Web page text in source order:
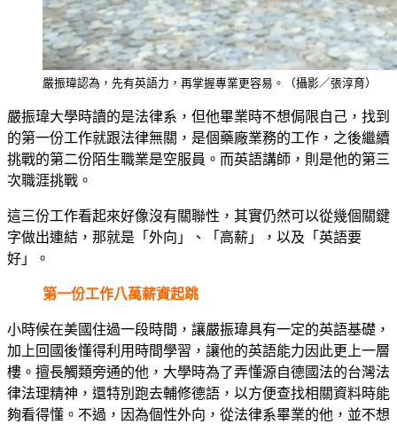
嚴振瑋認為，先有英語力，再掌握專業更容易。（攝影／張淳育）
嚴振瑋大學時讀的是法律系，但他畢業時不想侷限自己，找到
的第一份工作就跟法律無關，是個藥廠業務的工作，之後繼續
挑戰的第二份陌生職業是空服員。而英語講師，則是他的第三
次職涯挑戰。
這三份工作看起來好像沒有關聯性，其實仍然可以從幾個關鍵
字做出連結，那就是「外向」、「高薪」，以及「英語要
好」。
第一份工作八萬薪資起跳
小時候在美國住過一段時間，讓嚴振瑋具有一定的英語基礎，
加上回國後懂得利用時間學習，讓他的英語能力因此更上一層
樓。擅長觸類旁通的他，大學時為了弄懂源自德國法的台灣法
律法理精神，還特別跑去輔修德語，以方便查找相關資料時能
夠看得懂。不過，因為個性外向，從法律系畢業的他，並不想